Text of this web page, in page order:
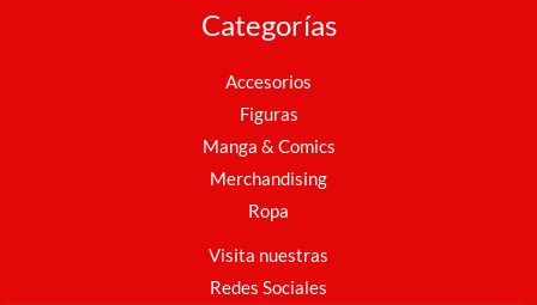
Categorías
Accesorios
Figuras
Manga & Comics
Merchandising
Ropa
Visita nuestras
Redes Sociales